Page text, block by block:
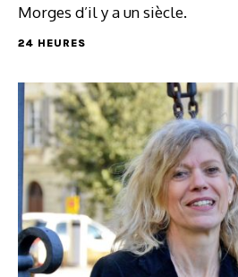
Morges d’il y a un siècle.
24 HEURES